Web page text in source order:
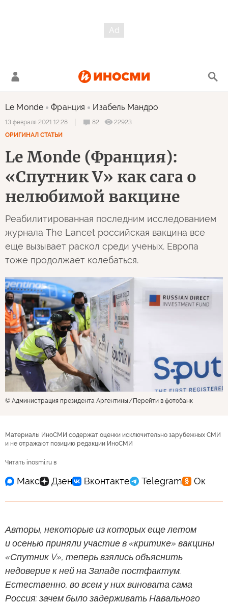
Le Monde Франция Изабель Мандро
13 февраля 2021 12:28 82
22923
ОРИГИНАЛ СТАТЬИ
Le Monde (Франция):
«Спутник V» как сага о
нелюбимой вакцине
Реабилитированная последним исследованием
журнала The Lancet российская вакцина все
еще вызывает раскол среди ученых. Европа
тоже продолжает колебаться.
© Администрация президента Аргентины Перейти в фотобанк
Материалы ИноСМИ содержат оценки исключительно зарубежных СМИ
и не отражают позицию редакции ИноСМИ
Читать inosmi.ru в
Авторы, некоторые из которых еще летом
и осенью приняли участие в «критике» вакцины
«Спутник V», теперь взялись объяснить
недоверие к ней на Западе постфактум.
Естественно, во всем у них виновата сама
Россия: зачем было задерживать Навального